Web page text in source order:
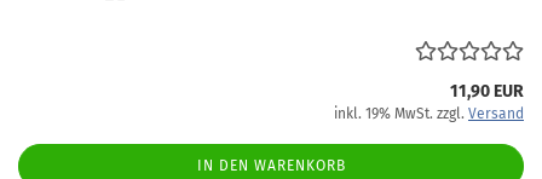
11,90 EUR
inkl. 19% MwSt. zzgl. Versand
IN DEN WARENKORB